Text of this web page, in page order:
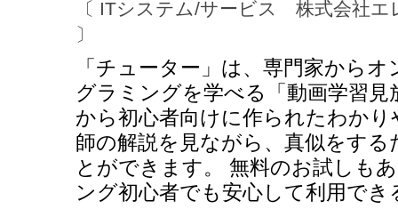
〔 ITシステム/サービス 株式会社
〕
「チューター」は、専門家から
グラミングを学べる「動画学習
から初心者向けに作られたわか
師の解説を見ながら、真似をす
とができます。 無料のお試しも
ング初心者でも安心して利用で